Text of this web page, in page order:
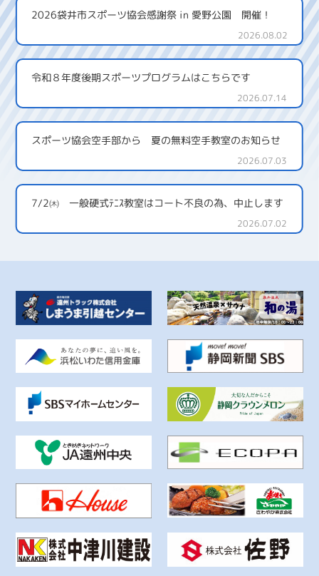
2026袋井市スポーツ協会感謝祭 in 愛野公園 開催！
2026.08.02
令和８年度後期スポーツプログラムはこちらです
2026.07.14
スポーツ協会空手部から 夏の無料空手教室のお知らせ
2026.07.03
7/2㈭ 一般硬式ﾃﾆｽ教室はコート不良の為、中止します
2026.07.02